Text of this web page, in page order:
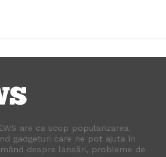
are ca scop popularizarea
gadgeturi care ne pot ajuta în
despre lansări, probleme de